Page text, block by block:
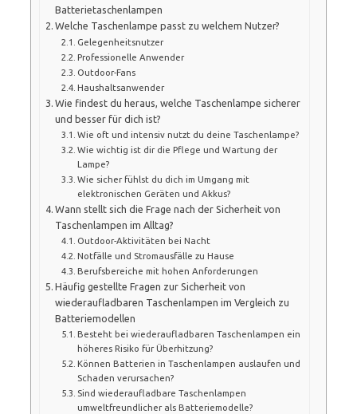
Batterietaschenlampen
Welche Taschenlampe passt zu welchem Nutzer?
Gelegenheitsnutzer
Professionelle Anwender
Outdoor-Fans
Haushaltsanwender
Wie findest du heraus, welche Taschenlampe sicherer
und besser für dich ist?
Wie oft und intensiv nutzt du deine Taschenlampe?
Wie wichtig ist dir die Pflege und Wartung der
Lampe?
Wie sicher fühlst du dich im Umgang mit
elektronischen Geräten und Akkus?
Wann stellt sich die Frage nach der Sicherheit von
Taschenlampen im Alltag?
Outdoor-Aktivitäten bei Nacht
Notfälle und Stromausfälle zu Hause
Berufsbereiche mit hohen Anforderungen
Häufig gestellte Fragen zur Sicherheit von
wiederaufladbaren Taschenlampen im Vergleich zu
Batteriemodellen
Besteht bei wiederaufladbaren Taschenlampen ein
höheres Risiko für Überhitzung?
Können Batterien in Taschenlampen auslaufen und
Schaden verursachen?
Sind wiederaufladbare Taschenlampen
umweltfreundlicher als Batteriemodelle?